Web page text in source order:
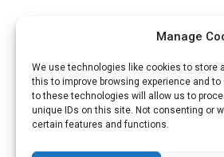
Manage
We use technologies like cookies to store
this to improve browsing experience and
to these technologies will allow us to
unique IDs on this site. Not consenting or
certain features and functions.